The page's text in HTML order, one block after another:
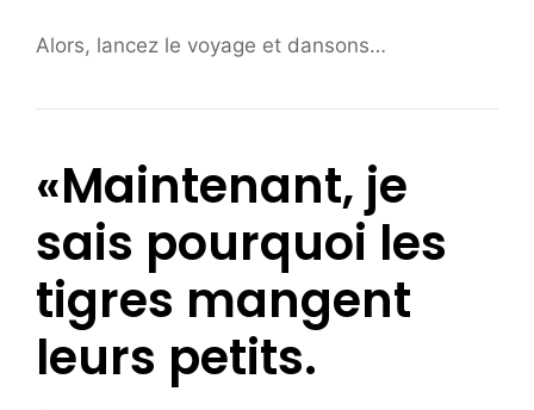
Alors, lancez le voyage et dansons…
«Maintenant, je
sais pourquoi les
tigres mangent
leurs petits.